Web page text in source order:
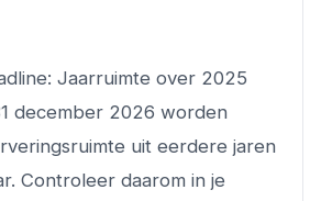
Jaarruimte over 2025
december 2026 worden
uit eerdere jaren
Controleer daarom in je